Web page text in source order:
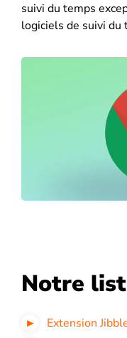
suivi du temps
logiciels de suivi du
Notre
Extension